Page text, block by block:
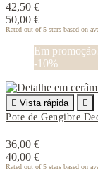
42,50 €
50,00 €
Rated out of 5 stars based on
Em
-10%
 Vista rápida

Pote de Gengibre
36,00 €
40,00 €
Rated out of 5 stars based on